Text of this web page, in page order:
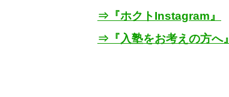
⇒『ホクトInstagram』
⇒『入塾をお考えの方へ』